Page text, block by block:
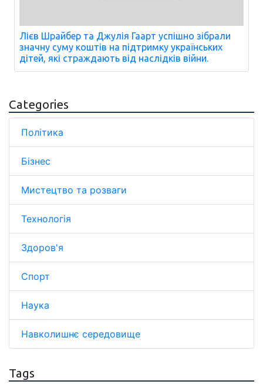
Лієв Шрайбер та Джулія Гаарт успішно зібрали
значну суму коштів на підтримку українських
дітей, які страждають від наслідків війни.
Categories
Політика
Бізнес
Мистецтво та розваги
Технологія
Здоров'я
Спорт
Наука
Навколишнє середовище
Tags